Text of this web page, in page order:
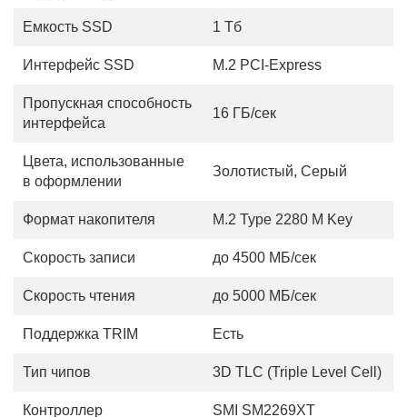
Емкость SSD 1 Тб
Интерфейс SSD M.2 PCI-Express
Пропускная способность
интерфейса
16 ГБ/сек
Цвета, использованные
в оформлении
Золотистый, Серый
Формат накопителя M.2 Type 2280 M Key
Скорость записи до 4500 МБ/сек
Скорость чтения до 5000 МБ/сек
Поддержка TRIM Есть
Тип чипов 3D TLC (Triple Level Cell)
Контроллер SMI SM2269XT